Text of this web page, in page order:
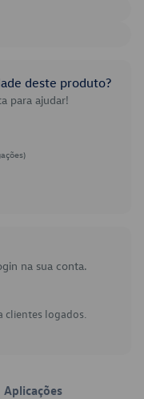
deste produto?
para ajudar!
na sua conta.
clientes logados.
Aplicações